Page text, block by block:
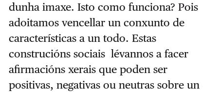
dunha imaxe. Isto como funciona? Pois
adoitamos vencellar un conxunto de
características a un todo. Estas
construcións sociais lévannos a facer
afirmacións xerais que poden ser
positivas, negativas ou neutras sobre un